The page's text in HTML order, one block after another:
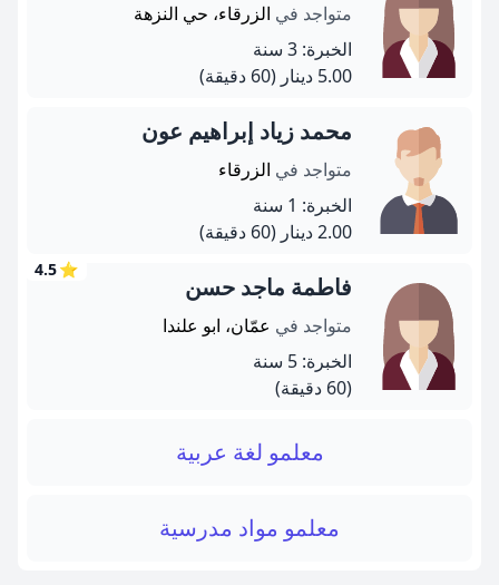
متواجد في الزرقاء، حي النزهة
الخبرة: 3 سنة
5.00 دينار
(60 دقيقة)
محمد زياد إبراهيم عون
متواجد في الزرقاء
الخبرة: 1 سنة
2.00 دينار
(60 دقيقة)
⭐
4.5
فاطمة ماجد حسن
متواجد في عمّان، ابو علندا
الخبرة: 5 سنة
(60 دقيقة)
معلمو لغة عربية
معلمو مواد مدرسية